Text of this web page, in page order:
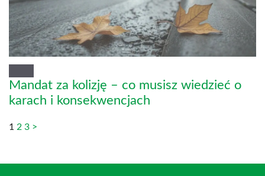
Mandat za kolizję – co musisz wiedzieć o
karach i konsekwencjach
1 2 3 >